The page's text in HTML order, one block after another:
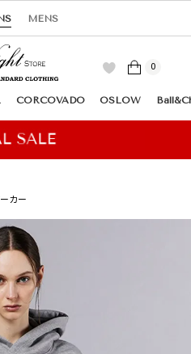
MENS
0
CORCOVADO OSLOW
カー